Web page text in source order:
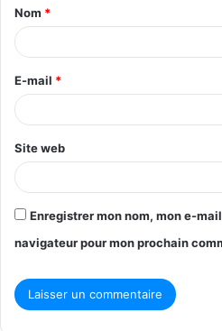
a
e
*
Nom *
E-mail *
Site web
Enregistrer mon nom, mon e-
navigateur pour mon prochain